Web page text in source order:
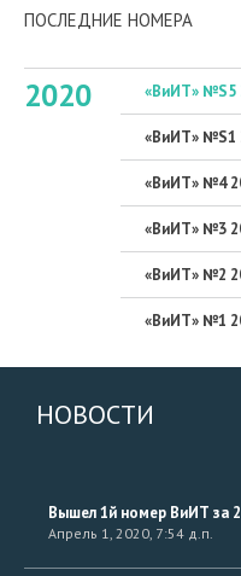
ПОСЛЕДНИЕ НОМЕРА
2020 «ВиИТ» №S5
«ВиИТ» №S1
«ВиИТ» №4
«ВиИТ» №3
«ВиИТ» №2
«ВиИТ» №1
НОВОСТИ
Вышел 1й номер ВиИТ за
Апрель 1, 2020, 7:54 д.п.